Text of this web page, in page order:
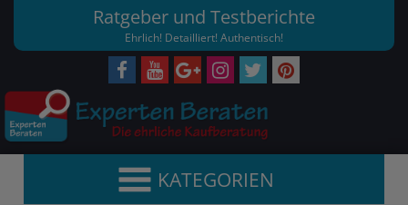
Ratgeber und Testberichte
Ehrlich! Detailliert! Authentisch!
KATEGORIEN